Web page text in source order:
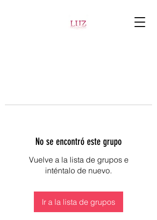
No se encontró este grupo
Vuelve a la lista de grupos e
inténtalo de nuevo.
Ir a la lista de grupos